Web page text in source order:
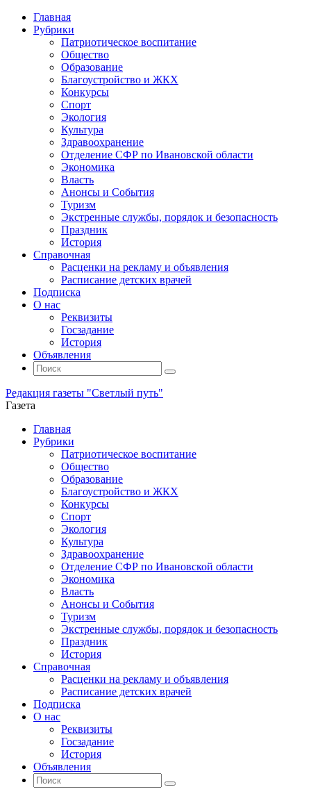
Главная
Рубрики
Патриотическое воспитание
Общество
Образование
Благоустройство и ЖКХ
Конкурсы
Спорт
Экология
Культура
Здравоохранение
Отделение СФР по Ивановской области
Экономика
Власть
Анонсы и События
Туризм
Экстренные службы, порядок и безопасность
Праздник
История
Справочная
Расценки на рекламу и объявления
Расписание детских врачей
Подписка
О нас
Реквизиты
Госзадание
История
Объявления
Поиск
Искать:
Поиск
Редакция газеты "Светлый путь"
Газета
Промотать
содержимому
Главная
Рубрики
Патриотическое воспитание
Общество
Образование
Благоустройство и ЖКХ
Конкурсы
Спорт
Экология
Культура
Здравоохранение
Отделение СФР по Ивановской области
Экономика
Власть
Анонсы и События
Туризм
Экстренные службы, порядок и безопасность
Праздник
История
Справочная
Расценки на рекламу и объявления
Расписание детских врачей
Подписка
О нас
Реквизиты
Госзадание
История
Объявления
Поиск
Искать:
Поиск